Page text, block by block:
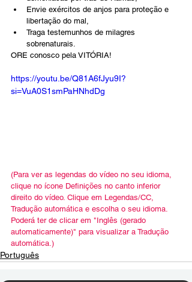
Envie exércitos de anjos para proteção e
libertação do mal,
Traga testemunhos de milagres
sobrenaturais.
ORE conosco pela VITÓRIA!
https://youtu.be/Q81A6fJyu9I?
si=VuA0S1smPaHNhdDg
(Para ver as legendas do vídeo no seu idioma,
clique no ícone Definições no canto inferior
direito do vídeo. Clique em Legendas/CC,
Tradução automática e escolha o seu idioma.
Poderá ter de clicar em "Inglês (gerado
automaticamente)" para visualizar a Tradução
automática.)
Português